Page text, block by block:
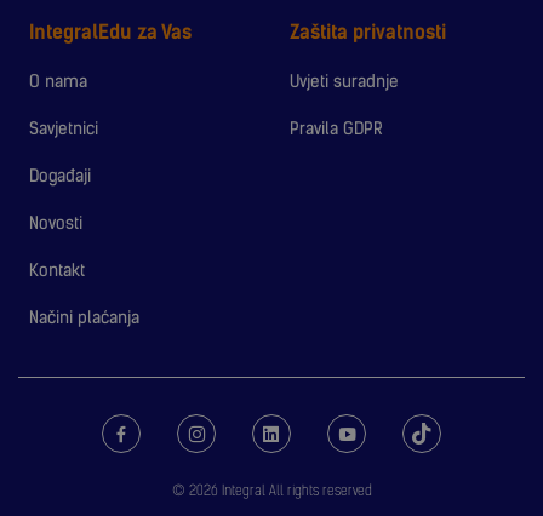
IntegralEdu za Vas
O nama
Savjetnici
Događaji
Novosti
Kontakt
Načini plaćanja
Zaštita privatnosti
Uvjeti suradnje
Pravila GDPR
© 2026 Integral All rights reserved